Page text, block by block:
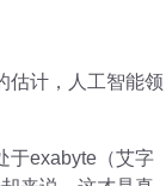
估计，人工智能领
于exabyte（艾字